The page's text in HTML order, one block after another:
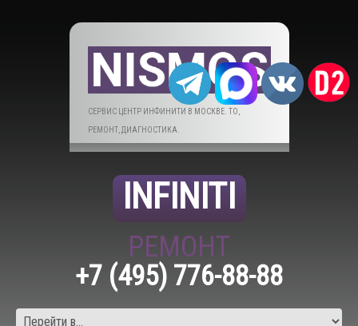
СЕРВИС ЦЕНТР ИНФИНИТИ В МОСКВЕ. ТО,
РЕМОНТ, ДИАГНОСТИКА.
INFINITI
РЕМОНТ
+7 (495) 776-88-88